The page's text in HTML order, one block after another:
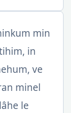
min
in
ve
minel
le